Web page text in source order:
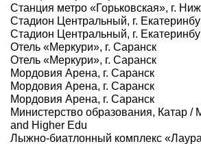
Станция метро «Горьковская», г.
Стадион Центральный, г.
Стадион Центральный, г.
Отель «Меркури», г. Саранск
Отель «Меркури», г. Саранск
Мордовия Арена, г. Саранск
Мордовия Арена, г. Саранск
Мордовия Арена, г. Саранск
Министерство образования, Катар /
and Higher Edu
Лыжно-биатлонный комплекс